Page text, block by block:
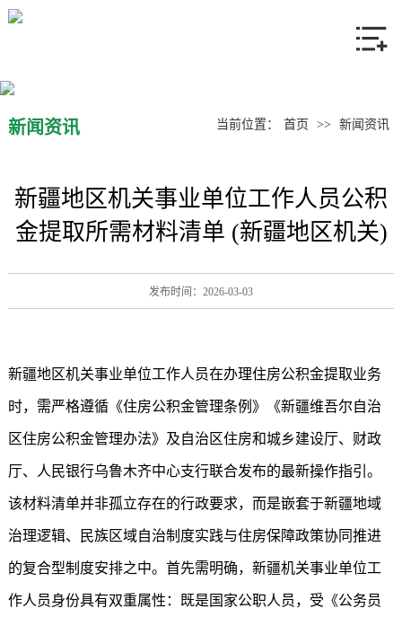
产品中心
联系我们
新闻资讯 当前位置： 首页 >> 新闻资讯
新疆地区机关事业单位工作人员公积
金提取所需材料清单 (新疆地区机关)
发布时间：2026-03-03
新疆地区机关事业单位工作人员在办理住房公积金提取业务
时，需严格遵循《住房公积金管理条例》《新疆维吾尔自治
区住房公积金管理办法》及自治区住房和城乡建设厅、财政
厅、人民银行乌鲁木齐中心支行联合发布的最新操作指引。
该材料清单并非孤立存在的行政要求，而是嵌套于新疆地域
治理逻辑、民族区域自治制度实践与住房保障政策协同推进
的复合型制度安排之中。首先需明确，新疆机关事业单位工
作人员身份具有双重属性：既是国家公职人员，受《公务员